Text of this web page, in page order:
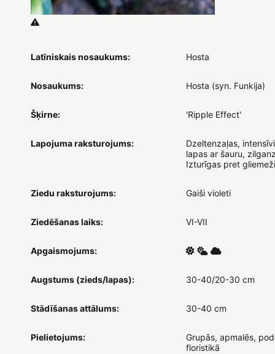
Latīniskais nosaukums: Hosta
Nosaukums: Hosta (syn. Funkija)
Šķirne: 'Ripple Effect'
Lapojuma raksturojums:
Dzeltenzaļas,
lapas ar šauru,
Izturīgas pret
Ziedu raksturojums: Gaiši violeti
Ziedēšanas laiks: VI-VII
Apgaismojums:
Augstums (zieds/lapas): 30-40/20-30 cm
Stādīšanas attālums: 30-40 cm
Pielietojums:
Grupās, apmalēs,
floristikā